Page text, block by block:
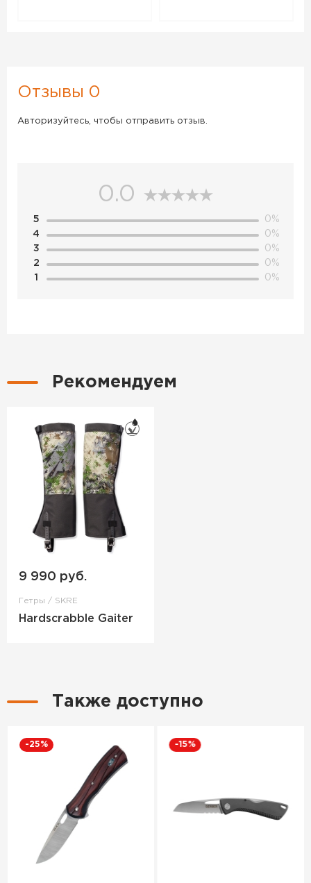
Отзывы 0
Авторизуйтесь, чтобы отправить отзыв.
0.0
5
0%
4
0%
3
0%
2
0%
1
0%
Рекомендуем
9 990 руб.
Гетры / SKRE
Hardscrabble Gaiter
Также доступно
-25% -15%